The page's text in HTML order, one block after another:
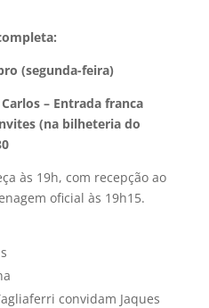
(segunda-feira)
– Entrada franca
(na bilheteria do
às 19h, com recepção ao
oficial às 19h15.
convidam Jaques